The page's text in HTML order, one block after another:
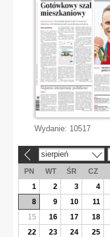
Wydanie: 10517
sierpień
PN WT ŚR CZ
1
2 3 4
8
9 10 11
15
16 17 18
22
23 24 25